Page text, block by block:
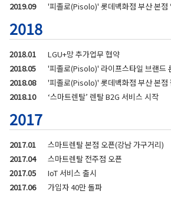
2019.09
'피졸로(Pisolo)' 롯데백화점 부산 본점
2018
2018.01
LGU+망 추가업무 협약
2018.05
'피졸로(Pisolo)' 라이프스타일 브랜드
2018.08
'피졸로(Pisolo)' 롯데백화점 부산 본점
2018.10
‘스마트렌탈’ 렌탈 B2G 서비스 시작
2017
2017.01
스마트렌탈 본점 오픈(강남 가구거리)
2017.04
스마트렌탈 전주점 오픈
2017.05
IoT 서비스 출시
2017.06
가입자 40만 돌파